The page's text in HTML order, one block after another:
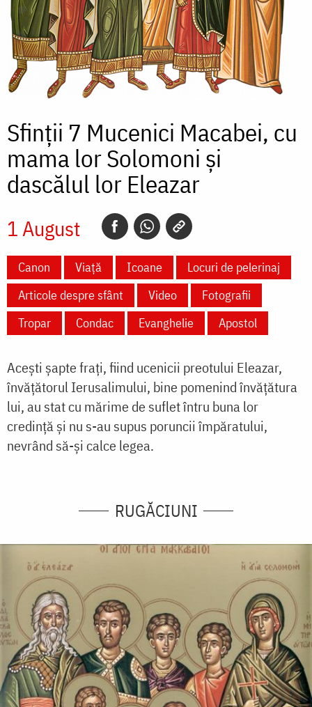
Sfinții 7 Mucenici Macabei, cu
mama lor Solomoni și
dascălul lor Eleazar
1 August
Canon Viață Icoane
Locuri de pelerinaj
Articole despre sfânt
Video
Fotografii
Tropar
Condac Evanghelie Apostol
Acești șapte frați, fiind ucenicii preotului Eleazar,
învățătorul Ierusalimului, bine pomenind învățătura
lui, au stat cu mărime de suflet întru buna lor
credință și nu s-au supus poruncii împăratului,
nevrând să-și calce legea.
RUGĂCIUNI